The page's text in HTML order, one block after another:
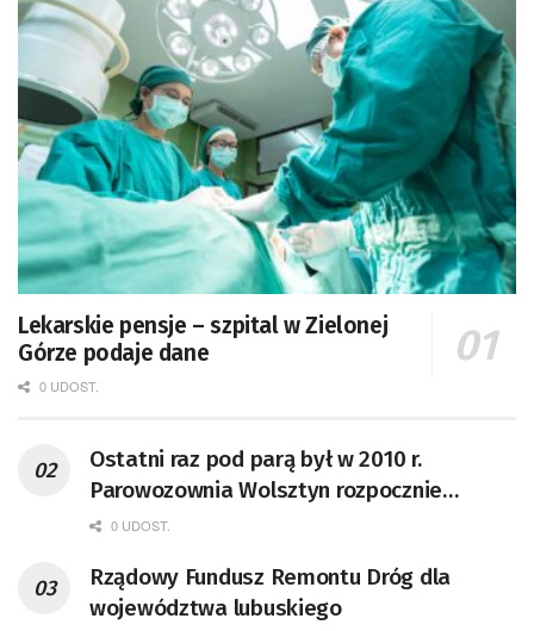
Lekarskie pensje – szpital w Zielonej
Górze podaje dane
0 UDOST.
Ostatni raz pod parą był w 2010 r.
Parowozownia Wolsztyn rozpocznie
remont unikatowego Tr5-65
0 UDOST.
Rządowy Fundusz Remontu Dróg dla
województwa lubuskiego